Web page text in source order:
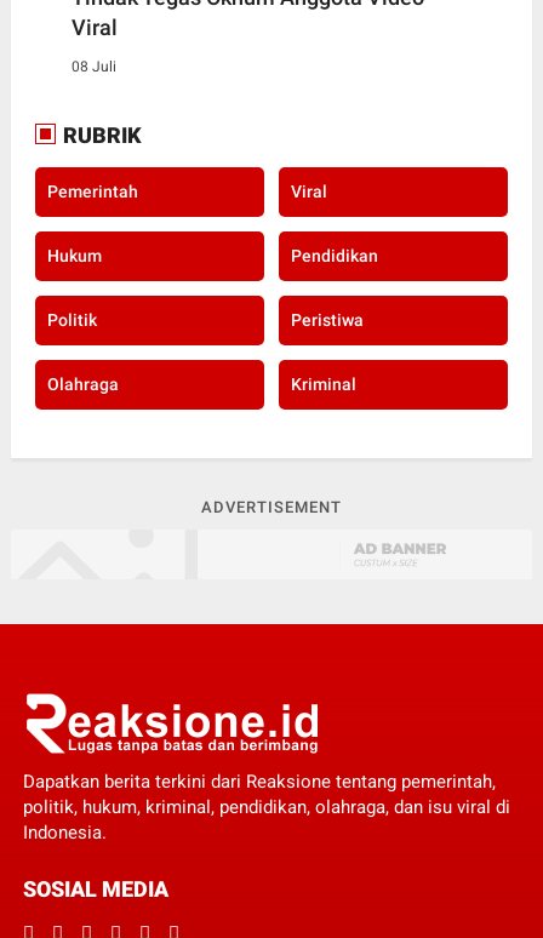
Viral
08 Juli
RUBRIK
Pemerintah Viral
Hukum Pendidikan
Politik Peristiwa
Olahraga Kriminal
ADVERTISEMENT
Dapatkan berita terkini dari Reaksione tentang pemerintah,
politik, hukum, kriminal, pendidikan, olahraga, dan isu viral di
Indonesia.
SOSIAL MEDIA